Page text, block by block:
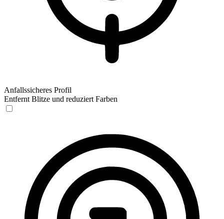
Anfallssicheres Profil
Entfernt Blitze und reduziert Farben